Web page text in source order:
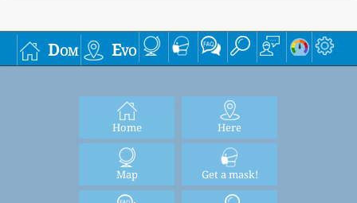
Dom Evo
Home Here
Map Get a mask!